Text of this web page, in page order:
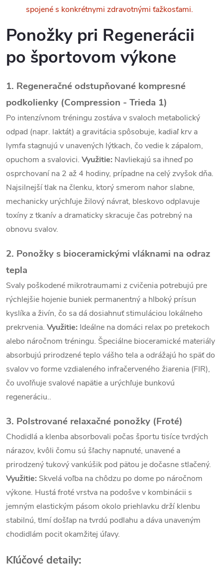
c
i
e
p
r
v
k
y
v
ý
p
i
s
u
spojené s konkrétnymi zdravotnými ťažkosťami.
Ponožky pri Regenerácii
po športovom výkone
1. Regeneračné odstupňované kompresné
podkolienky (Compression - Trieda 1)
Po intenzívnom tréningu zostáva v svaloch metabolický
odpad (napr. laktát) a gravitácia spôsobuje, kadiaľ krv a
lymfa stagnujú v unavených lýtkach, čo vedie k zápalom,
opuchom a svalovici. Využitie: Navliekajú sa ihneď po
osprchovaní na 2 až 4 hodiny, prípadne na celý zvyšok dňa.
Najsilnejší tlak na členku, ktorý smerom nahor slabne,
mechanicky urýchľuje žilový návrat, bleskovo odplavuje
toxíny z tkanív a dramaticky skracuje čas potrebný na
obnovu svalov.
2. Ponožky s bioceramickými vláknami na odraz
tepla
Svaly poškodené mikrotraumami z cvičenia potrebujú pre
rýchlejšie hojenie buniek permanentný a hlboký prísun
kyslíka a živín, čo sa dá dosiahnuť stimuláciou lokálneho
prekrvenia. Využitie: Ideálne na domáci relax po pretekoch
alebo náročnom tréningu. Špeciálne bioceramické materiály
absorbujú prirodzené teplo vášho tela a odrážajú ho späť do
svalov vo forme vzdialeného infračerveného žiarenia (FIR),
čo uvoľňuje svalové napätie a urýchľuje bunkovú
regeneráciu..
3. Polstrované relaxačné ponožky (Froté)
Chodidlá a klenba absorbovali počas športu tisíce tvrdých
nárazov, kvôli čomu sú šľachy napnuté, unavené a
prirodzený tukový vankúšik pod pätou je dočasne stlačený.
Využitie: Skvelá voľba na chôdzu po dome po náročnom
výkone. Hustá froté vrstva na podošve v kombinácii s
jemným elastickým pásom okolo priehlavku drží klenbu
stabilnú, tlmí došľap na tvrdú podlahu a dáva unaveným
chodidlám pocit okamžitej úľavy.
Kľúčové detaily: